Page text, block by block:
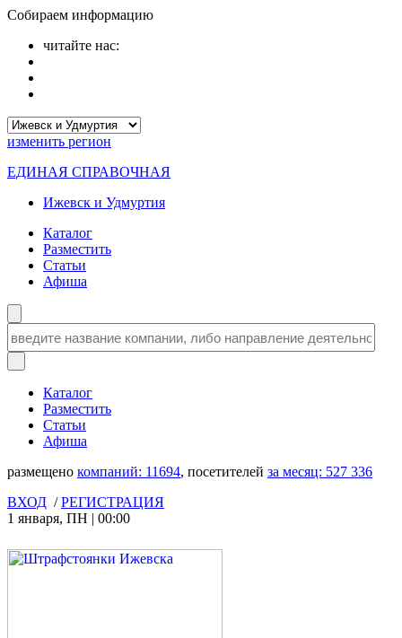
Собираем информацию
читайте нас:
изменить регион
ЕДИНАЯ СПРАВОЧНАЯ
Ижевск и Удмуртия
Каталог
Разместить
Статьи
Афиша
Каталог
Разместить
Статьи
Афиша
размещено компаний: 11694, посетителей за месяц: 527 336
ВХОД /РЕГИСТРАЦИЯ
1 января, ПН | 00:00